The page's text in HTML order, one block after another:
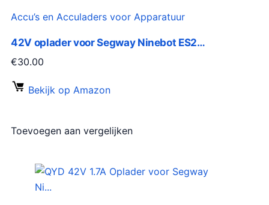
Accu’s en Acculaders voor Apparatuur
42V oplader voor Segway Ninebot ES2…
€30.00
Bekijk op Amazon
Toevoegen aan vergelijken